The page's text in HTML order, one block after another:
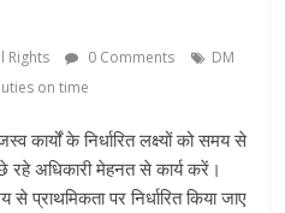
Rights 0 Comments
DM
on time
कार्यों के निर्धारित लक्ष्यों को समय से
रहे अधिकारी मेहनत से कार्य करें।
से प्राथमिकता पर निर्धारित किया जाए